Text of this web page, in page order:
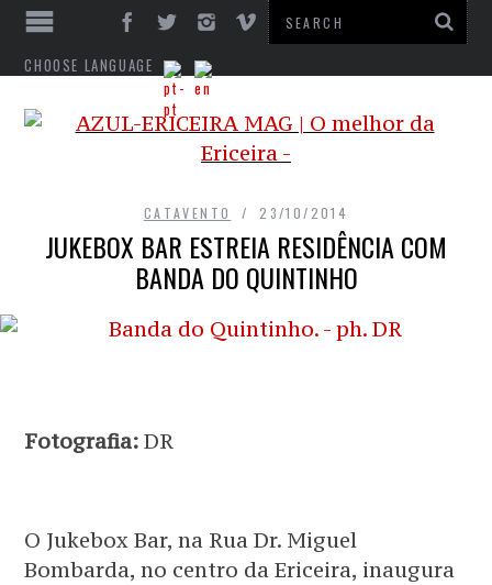
CHOOSE LANGUAGE
CATAVENTO 23/10/2014
JUKEBOX BAR ESTREIA RESIDÊNCIA COM
BANDA DO QUINTINHO
Fotografia: DR
O Jukebox Bar, na Rua Dr. Miguel
Bombarda, no centro da Ericeira, inaugura